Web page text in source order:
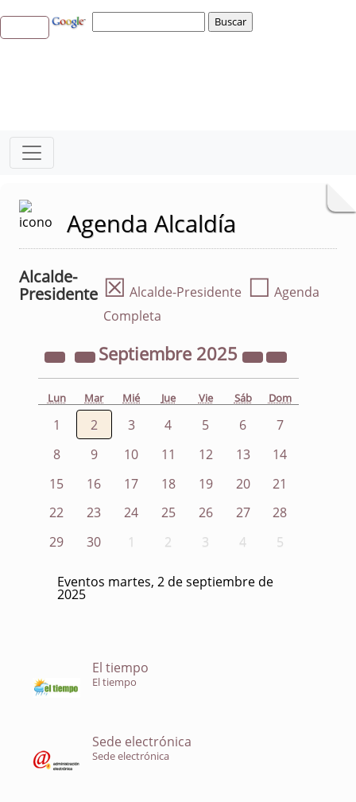
Agenda Alcaldía
Alcalde-
Presidente ☒ Alcalde-Presidente ☐ Agenda
Completa
Septiembre 2025
Lun Mar Mié Jue Vie Sáb Dom
1 2 3 4 5 6
7
8
9 10 11 12 13
14
15
16 17 18 19 20
21
22
23 24 25 26 27
28
29
30 1 2 3 4 5
Eventos martes, 2 de septiembre de
2025
El tiempo
El tiempo
Sede electrónica
Sede electrónica